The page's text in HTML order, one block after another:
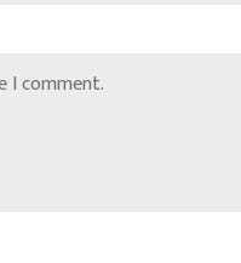
I comment.